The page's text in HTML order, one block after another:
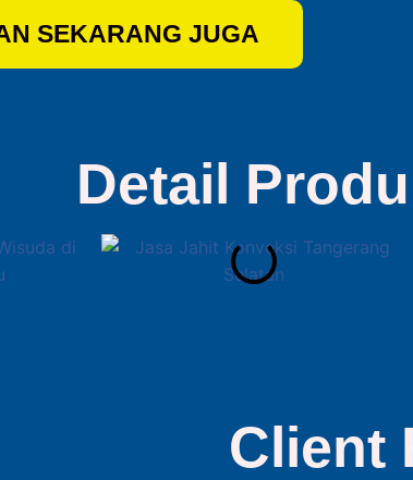
SEKARANG JUGA
Detail
Client